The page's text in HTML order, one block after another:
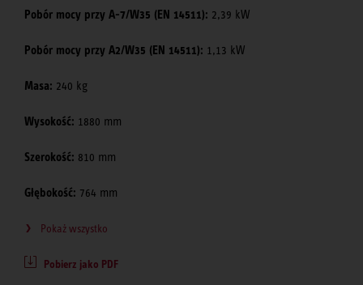
Pobór mocy przy A-7/W35 (EN 14511): 2,39 kW
Pobór mocy przy A2/W35 (EN 14511): 1,13 kW
Masa: 240 kg
Wysokość: 1880 mm
Szerokość: 810 mm
Głębokość: 764 mm
Pokaż wszystko
Pobierz jako PDF